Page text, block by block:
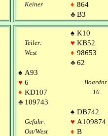
Keiner
♦ 864
♣B3
♠ K10
Teiler: ♥ KB52
West ♦ 98653
♣62
♠ A93
♥ 6 Boardnr.
♦ KD107 16
♣ 109743
♠ DB742
Gefahr: ♥ A109874
Ost/West
♦ B